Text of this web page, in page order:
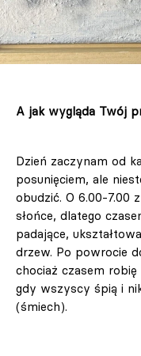
A jak wygląda Twój
Dzień zaczynam od
posunięciem, ale
obudzić. O 6.00-7.00
słońce, dlatego
padające,
drzew. Po powrocie
chociaż czasem
gdy wszyscy śpią i
(śmiech).